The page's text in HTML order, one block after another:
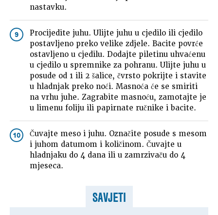
nastavku.
9
Procijedite juhu. Ulijte juhu u cjedilo ili cjedilo
postavljeno preko velike zdjele. Bacite povrće
ostavljeno u cjedilu. Dodajte piletinu uhvaćenu
u cjedilo u spremnike za pohranu. Ulijte juhu u
posude od 1 ili 2 šalice, čvrsto pokrijte i stavite
u hladnjak preko noći. Masnoća će se smiriti
na vrhu juhe. Zagrabite masnoću, zamotajte je
u limenu foliju ili papirnate ručnike i bacite.
10
Čuvajte meso i juhu. Označite posude s mesom
i juhom datumom i količinom. Čuvajte u
hladnjaku do 4 dana ili u zamrzivaču do 4
mjeseca.
SAVJETI